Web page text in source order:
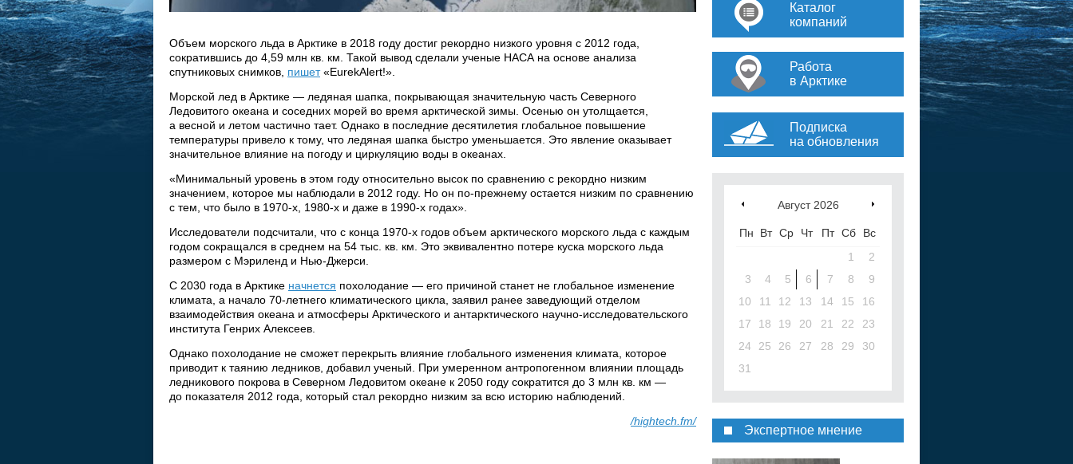
Объем морского льда в Арктике в 2018 году достиг рекордно низкого уровня с 2012 года,
сократившись до 4,59 млн кв. км. Такой вывод сделали ученые НАСА на основе анализа
спутниковых снимков, пишет«EurekAlert!».
Морской лед в Арктике — ледяная шапка, покрывающая значительную часть Северного
Ледовитого океана и соседних морей во время арктической зимы. Осенью он утолщается,
а весной и летом частично тает. Однако в последние десятилетия глобальное повышение
температуры привело к тому, что ледяная шапка быстро уменьшается. Это явление оказывает
значительное влияние на погоду и циркуляцию воды в океанах.
«Минимальный уровень в этом году относительно высок по сравнению с рекордно низким
значением, которое мы наблюдали в 2012 году. Но он по-прежнему остается низким по сравнению
с тем, что было в 1970-х, 1980-х и даже в 1990-х годах».
Исследователи подсчитали, что с конца 1970-х годов объем арктического морского льда с каждым
годом сокращался в среднем на 54 тыс. кв. км. Это эквивалентно потере куска морского льда
размером с Мэриленд и Нью-Джерси.
С 2030 года в Арктике начнется похолодание — его причиной станет не глобальное изменение
климата, а начало 70-летнего климатического цикла, заявил ранее заведующий отделом
взаимодействия океана и атмосферы Арктического и антарктического научно-исследовательского
института Генрих Алексеев.
Однако похолодание не сможет перекрыть влияние глобального изменения климата, которое
приводит к таянию ледников, добавил ученый. При умеренном антропогенном влиянии площадь
ледникового покрова в Северном Ледовитом океане к 2050 году сократится до 3 млн кв. км —
до показателя 2012 года, который стал рекордно низким за всю историю наблюдений.
/hightech.fm/
Каталог
компаний
Работа
в Арктике
Подписка
на обновления
Август 2026
Пн Вт Ср Чт Пт Сб
Вс
1
2
3
4 5 6 7 8
9
10
11 12 13 14 15
16
17
18 19 20 21 22
23
24
25 26 27 28 29
30
31
Экспертное мнение